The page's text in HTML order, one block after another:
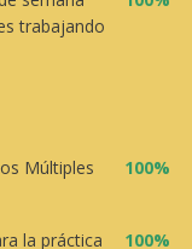
trabajando
Múltiples
100%
la práctica
100%